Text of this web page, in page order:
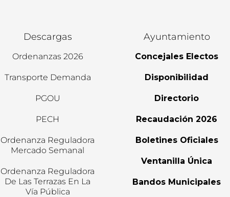
Descargas
Ordenanzas 2026
Transporte Demanda
PGOU
PECH
Ordenanza Reguladora
Mercado Semanal
Ordenanza Reguladora
De Las Terrazas En La
Vía Pública
Ayuntamiento
Concejales Electos
Disponibilidad
Directorio
Recaudación 2026
Boletines Oficiales
Ventanilla Única
Bandos Municipales